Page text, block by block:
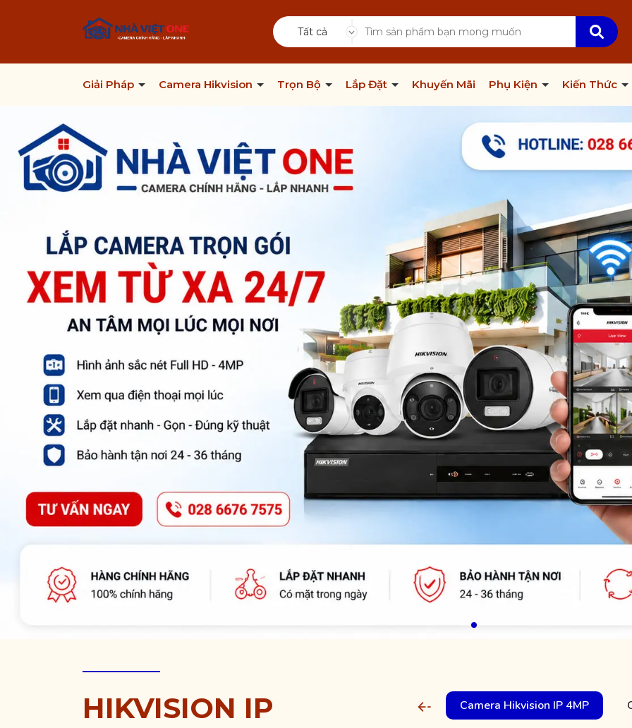
Tất cả
Giải Pháp Camera Hikvision Trọn Bộ Lắp Đặt Khuyến Mãi Phụ Kiện Kiến Thức
HIKVISION IP Camera Hikvision IP 4MP